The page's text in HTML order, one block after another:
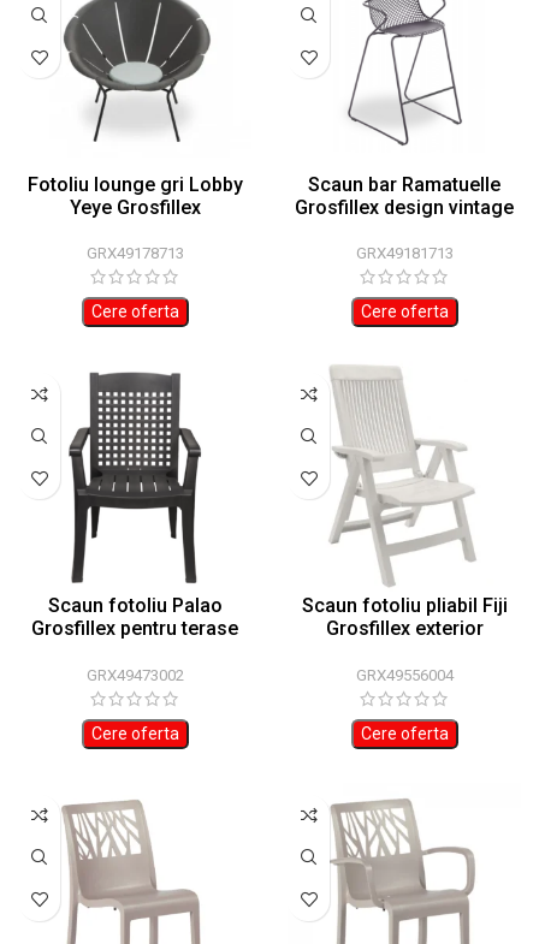
Fotoliu lounge gri Lobby
Yeye Grosfillex
GRX49178713
Cere oferta
Scaun bar Ramatuelle
Grosfillex design vintage
GRX49181713
Cere oferta
Scaun fotoliu Palao
Grosfillex pentru terase
GRX49473002
Cere oferta
Scaun fotoliu pliabil Fiji
Grosfillex exterior
GRX49556004
Cere oferta